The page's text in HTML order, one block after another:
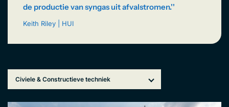
de productie van syngas uit afvalstromen.''
Keith Riley | HUI